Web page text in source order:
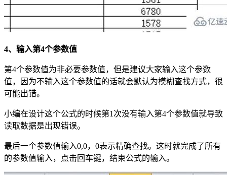
4、输入第4个参数值
第4个参数值为非必要参数值，但是建议大家输入这个参数
值，因为不输入这个参数值的话就会默认为模糊查找方式，很
可能出错。
小编在设计这个公式的时候第1次没有输入第4个参数值就导致
读取数据是出现错误。
最后一个参数值输入0,0，0表示精确查找。这时就完成了所有
的参数值输入，点击回车键，结束公式的输入。